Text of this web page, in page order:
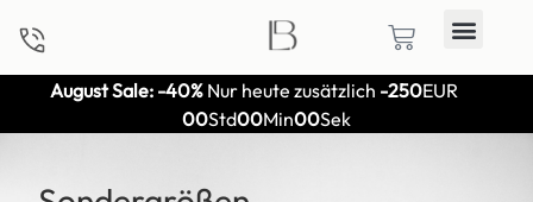
August Sale: -40% Nur heute zusätzlich -250EUR
00Std00Min00Sek